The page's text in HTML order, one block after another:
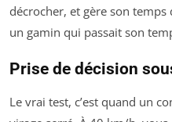
décrocher, et gère son
un gamin qui passait son
Prise de décision
Le vrai test, c’est quand un